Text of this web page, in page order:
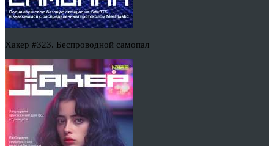
Хакер #323. Беспроводной самопал